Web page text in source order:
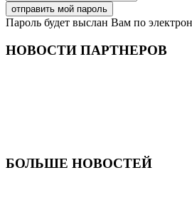
Пароль будет выслан Вам по
НОВОСТИ ПАРТНЕРОВ
БОЛЬШЕ НОВОСТЕЙ